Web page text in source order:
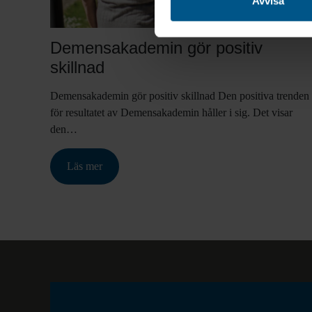
Demensakademin gör positiv
skillnad
Demensakademin gör positiv skillnad Den positiva trenden
för resultatet av Demensakademin håller i sig. Det visar
den…
Läs mer